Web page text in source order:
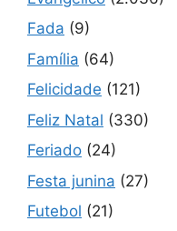
Fada (9)
Família (64)
Felicidade (121)
Feliz Natal (330)
Feriado (24)
Festa junina (27)
Futebol (21)